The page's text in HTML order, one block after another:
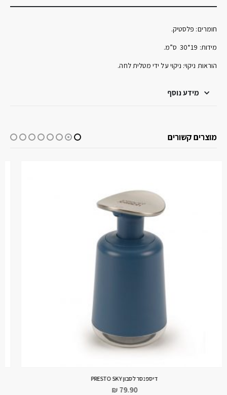
חומרים: פלסטיק.
מידות: 19*30 ס”מ.
הוראות ניקוי: ניקוי על ידי מטלית לחה.
מידע נוסף
מוצרים קשורים
סט 2 מתלי אמבטיה פינתי Cubiko שחור
199.90